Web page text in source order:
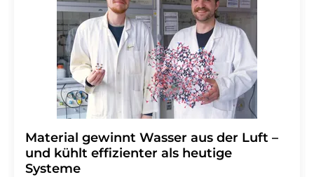
widerrufen. Zudem ist in jeder E-Mail ein Link zur
Abbestellung des entsprechenden Newsletters
enthalten.
Material gewinnt Wasser aus der Luft –
und kühlt effizienter als heutige
Systeme